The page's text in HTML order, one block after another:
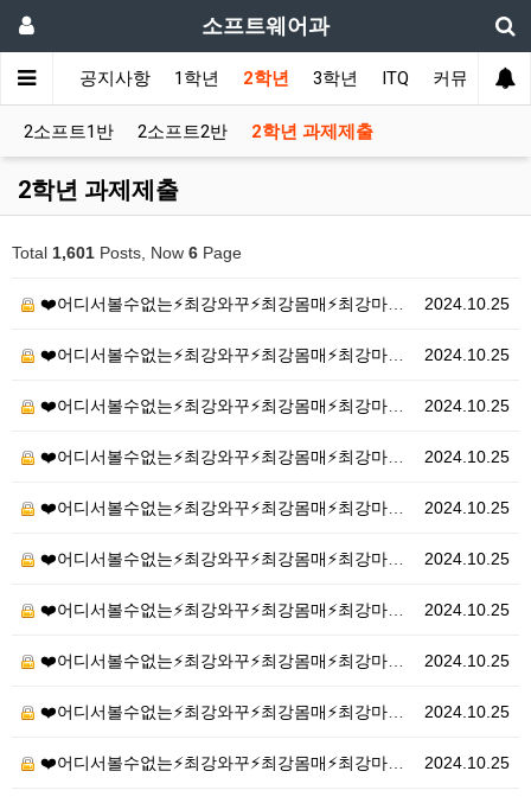
소프트웨어과
메인 공지사항 1학년 2학년 3학년 ITQ 커뮤니티
2소프트1반 2소프트2반 2학년 과제제출
2학년 과제제출
Total 1,601 Posts, Now 6 Page
2024.10.25
❤️어디서볼수없는⚡최강와꾸⚡최강몸매⚡최강마인드⚡❤️20…
2024.10.25
❤️어디서볼수없는⚡최강와꾸⚡최강몸매⚡최강마인드⚡❤️20…
2024.10.25
❤️어디서볼수없는⚡최강와꾸⚡최강몸매⚡최강마인드⚡❤️20…
2024.10.25
❤️어디서볼수없는⚡최강와꾸⚡최강몸매⚡최강마인드⚡❤️20…
2024.10.25
❤️어디서볼수없는⚡최강와꾸⚡최강몸매⚡최강마인드⚡❤️20…
2024.10.25
❤️어디서볼수없는⚡최강와꾸⚡최강몸매⚡최강마인드⚡❤️20…
2024.10.25
❤️어디서볼수없는⚡최강와꾸⚡최강몸매⚡최강마인드⚡❤️20…
2024.10.25
❤️어디서볼수없는⚡최강와꾸⚡최강몸매⚡최강마인드⚡❤️20…
2024.10.25
❤️어디서볼수없는⚡최강와꾸⚡최강몸매⚡최강마인드⚡❤️20…
2024.10.25
❤️어디서볼수없는⚡최강와꾸⚡최강몸매⚡최강마인드⚡❤️20…